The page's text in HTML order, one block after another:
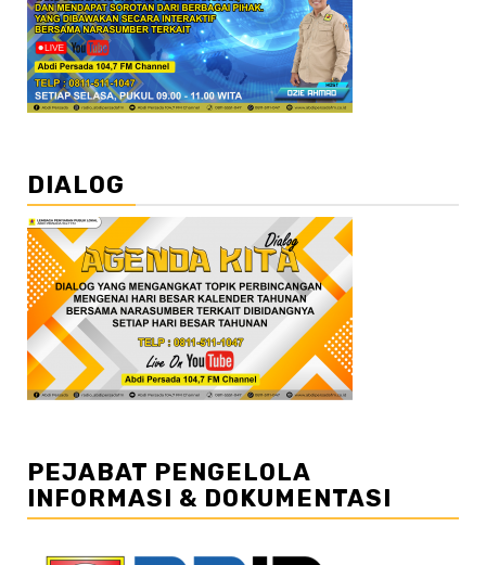
DIALOG
PEJABAT PENGELOLA
INFORMASI & DOKUMENTASI